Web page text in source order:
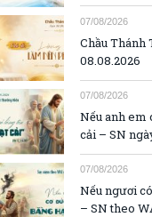
07/08/2026
Chầu Thánh
08.08.2026
07/08/2026
Nếu anh em
cải – SN
07/08/2026
Nếu ngươi
– SN theo